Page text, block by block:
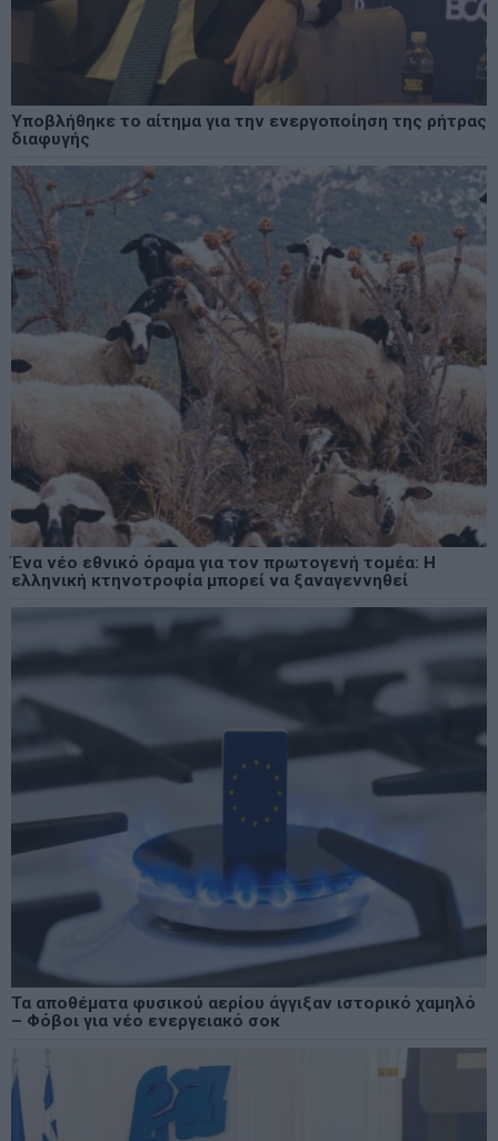
Υποβλήθηκε το αίτημα για την ενεργοποίηση της ρήτρας
διαφυγής
Ένα νέο εθνικό όραμα για τον πρωτογενή τομέα: Η
ελληνική κτηνοτροφία μπορεί να ξαναγεννηθεί
Τα αποθέματα φυσικού αερίου άγγιξαν ιστορικό χαμηλό
– Φόβοι για νέο ενεργειακό σοκ